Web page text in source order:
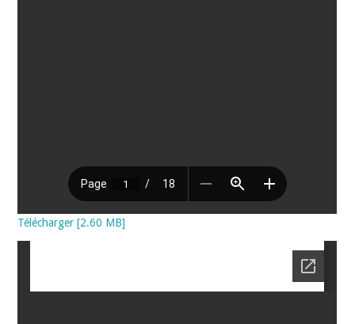
Télécharger [2.60 MB]